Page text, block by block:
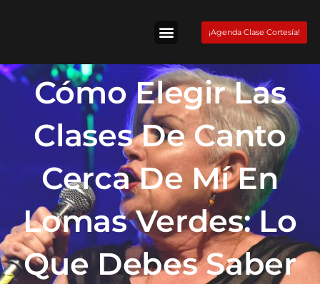
¡Agenda Clase Cortesía!
Cómo Elegir Las
Clases De Canto
Cerca De Mí En
Lomas Verdes: Lo
Que Debes Saber